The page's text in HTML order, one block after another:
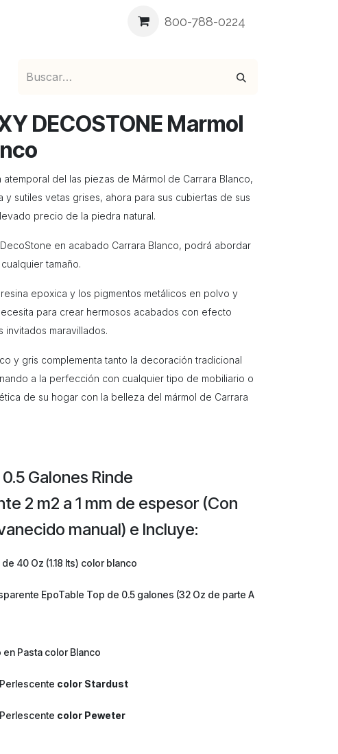
Contáctenos 800-788-0224
DECOSTONE Marmol
atemporal del las piezas de Mármol de Carrara Blanco,
y sutiles vetas grises, ahora para sus cubiertas de sus
precio de la piedra natural.
en acabado Carrara Blanco, podrá abordar
tamaño.
epoxica y los pigmentos metálicos en polvo y
para crear hermosos acabados con efecto
invitados maravillados.
y gris complementa tanto la decoración tradicional
a la perfección con cualquier tipo de mobiliario o
de su hogar con la belleza del mármol de Carrara
Galones Rinde
2 m2 a 1 mm de espesor (Con
manual) e Incluye:
40 Oz (1.18 lts) color blanco
EpoTable Top de 0.5 galones (32 Oz de parte A
Pasta color Blanco
color Stardust
color Peweter